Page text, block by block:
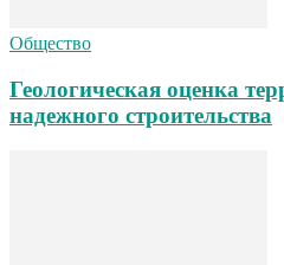
Общество
Геологическая оценка
надежного строительства